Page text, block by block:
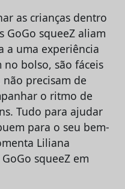
as crianças dentro
GoGo squeeZ aliam
a uma experiência
bolso, são fáceis
precisam de
o ritmo de
Tudo para ajudar
para o seu bem-
Liliana
squeeZ em